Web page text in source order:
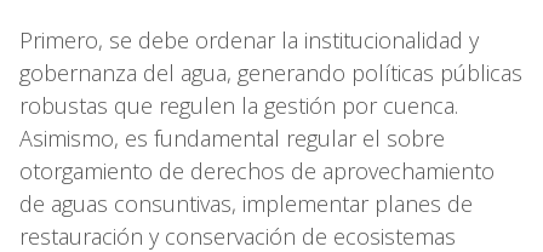
Primero, se debe ordenar la institucionalidad y
gobernanza del agua, generando políticas públicas
robustas que regulen la gestión por cuenca.
Asimismo, es fundamental regular el sobre
otorgamiento de derechos de aprovechamiento
de aguas consuntivas, implementar planes de
restauración y conservación de ecosistemas